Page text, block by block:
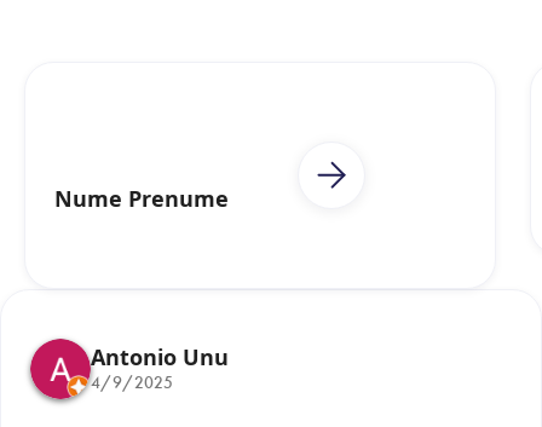
Nume Prenume
Antonio Unu
4/9/2025